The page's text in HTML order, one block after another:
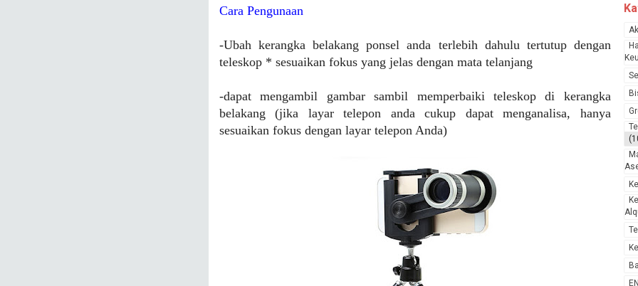
Cara Pengunaan
-Ubah kerangka belakang ponsel anda terlebih dahulu tertutup dengan
teleskop * sesuaikan fokus yang jelas dengan mata telanjang
-dapat mengambil gambar sambil memperbaiki teleskop di kerangka
belakang (jika layar telepon anda cukup dapat menganalisa, hanya
sesuaikan fokus dengan layar telepon Anda)